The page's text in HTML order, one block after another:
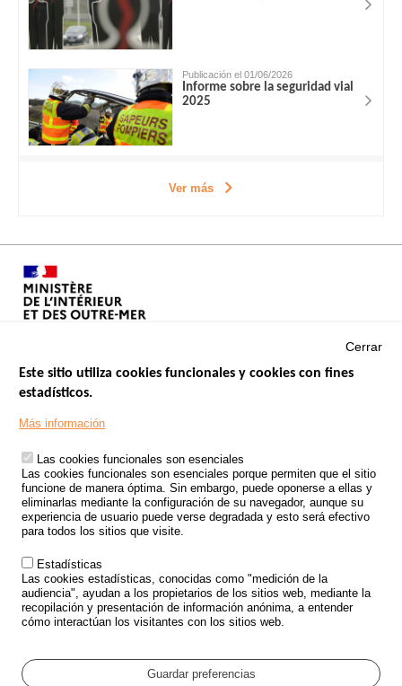
Publicación el 01/06/2026
Informe sobre la seguridad vial
2025
Ver más
Footer
TRATAMIENTO DE DATOS PERSONALES PROCEDENTES DE
ACCIDENTES DE TRÁFICO
ESTUDIOS
CONVOCATORIA DE PROYECTOS DE ESTUDIOS
POLÍTICA DE SEGURIDAD VIAL
Outils
EVENTOS
GLOSARIO
Cerrar
Este sitio utiliza cookies funcionales y cookies con fines
estadísticos.
Más información
Las cookies funcionales son esenciales
Las cookies funcionales son esenciales porque permiten que el sitio
funcione de manera óptima. Sin embargo, puede oponerse a ellas y
eliminarlas mediante la configuración de su navegador, aunque su
experiencia de usuario puede verse degradada y esto será efectivo
para todos los sitios que visite.
Estadísticas
Las cookies estadísticas, conocidas como "medición de la
audiencia", ayudan a los propietarios de los sitios web, mediante la
recopilación y presentación de información anónima, a entender
cómo interactúan los visitantes con los sitios web.
Guardar preferencias